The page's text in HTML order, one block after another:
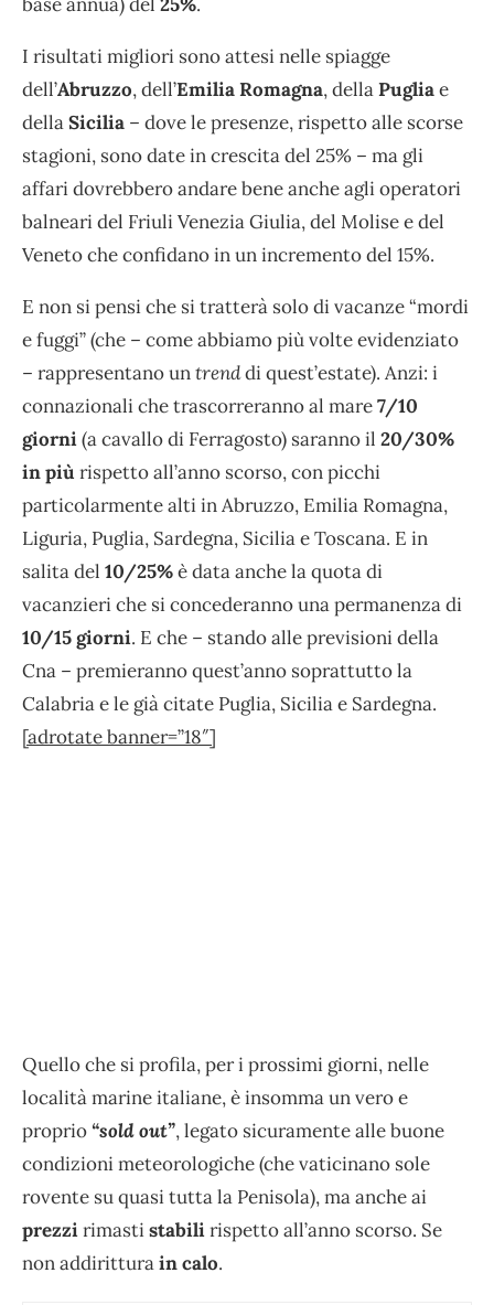
I risultati migliori sono attesi nelle spiagge
dell’Abruzzo, dell’Emilia Romagna, dellaPugliae
dellaSicilia – dove le presenze, rispetto alle scorse
stagioni, sono date in crescita del 25% – ma gli
affari dovrebbero andare bene anche agli operatori
balneari del Friuli Venezia Giulia, del Molise e del
Veneto che confidano in un incremento del 15%.
E non si pensi che si tratterà solo di vacanze “mordi
e fuggi” (che – come abbiamo più volte evidenziato
– rappresentano untrenddi quest’estate). Anzi: i
connazionali che trascorreranno al mare7/10
giorni(a cavallo di Ferragosto) saranno il 20/30%
in più rispetto all’anno scorso, con picchi
particolarmente alti in Abruzzo, Emilia Romagna,
Liguria, Puglia, Sardegna, Sicilia e Toscana. E in
salita del 10/25%è data anche la quota di
vacanzieri che si concederanno una permanenza di
10/15 giorni. E che – stando alle previsioni della
Cna – premieranno quest’anno soprattutto la
Calabria e le già citate Puglia, Sicilia e Sardegna.
[adrotate banner=”18″]
Quello che si profila, per i prossimi giorni, nelle
località marine italiane, è insomma un vero e
proprio “sold out”, legato sicuramente alle buone
condizioni meteorologiche (che vaticinano sole
rovente su quasi tutta la Penisola), ma anche ai
prezzirimastistabilirispetto all’anno scorso. Se
non addiritturain calo.